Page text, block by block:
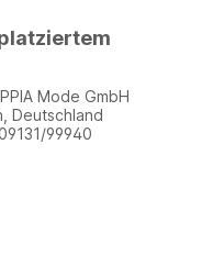
Mode GmbH
Deutschland
99940